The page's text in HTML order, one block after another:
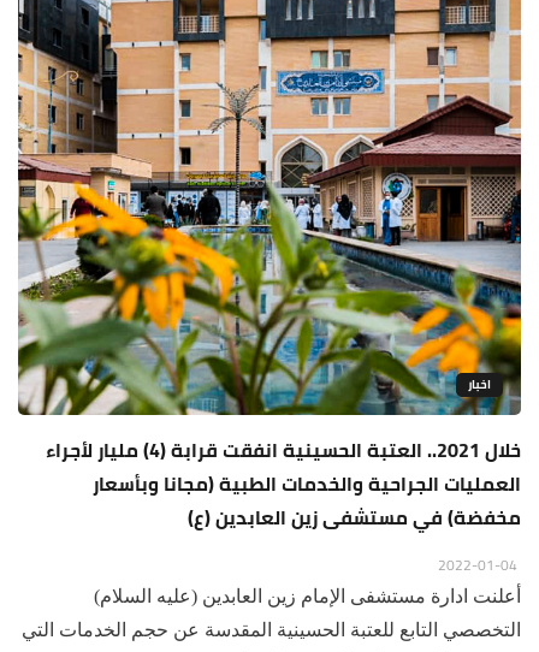
اخبار
خلال 2021.. العتبة الحسينية انفقت قرابة (4) مليار لأجراء
العمليات الجراحية والخدمات الطبية (مجانا وبأسعار
مخفضة) في مستشفى زين العابدين (ع)
أعلنت ادارة مستشفى الإمام زين العابدين (عليه السلام)
التخصصي التابع للعتبة الحسينية المقدسة عن حجم الخدمات التي